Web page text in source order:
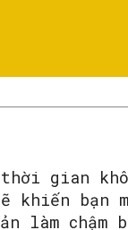
gian
khiến
làm